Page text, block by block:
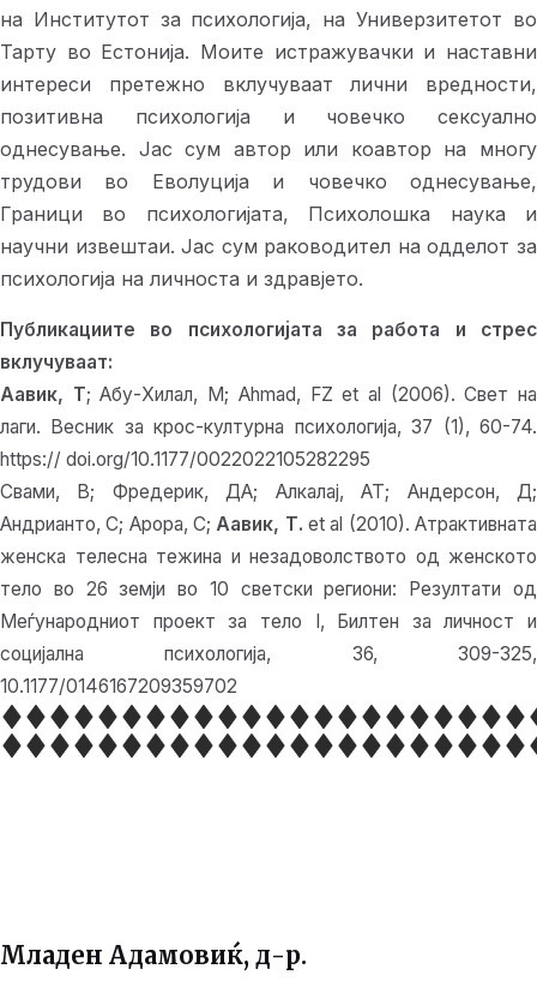
на Институтот за психологија, на Универзитетот во
Тарту во Естонија. Моите истражувачки и наставни
интереси претежно вклучуваат лични вредности,
позитивна психологија и човечко сексуално
однесување. Јас сум автор или коавтор на многу
трудови во Еволуција и човечко однесување,
Граници во психологијата, Психолошка наука и
научни извештаи. Јас сум раководител на одделот за
психологија на личноста и здравјето.
Публикациите во психологијата за работа и стрес
вклучуваат:
Аавик, Т; Абу-Хилал, М; Ahmad, FZ et al (2006). Свет на
лаги. Весник за крос-културна психологија, 37 (1), 60-74.
https:// doi.org/10.1177/0022022105282295
Свами, В; Фредерик, ДА; Алкалај, АТ; Андерсон, Д;
Андрианто, С; Арора, С;Аавик, Т. et al (2010). Атрактивната
женска телесна тежина и незадоволството од женското
тело во 26 земји во 10 светски региони: Резултати од
Меѓународниот проект за тело I, Билтен за личност и
социјална психологија, 36, 309-325,
10.1177/0146167209359702
Младен Адамовиќ, д-р.